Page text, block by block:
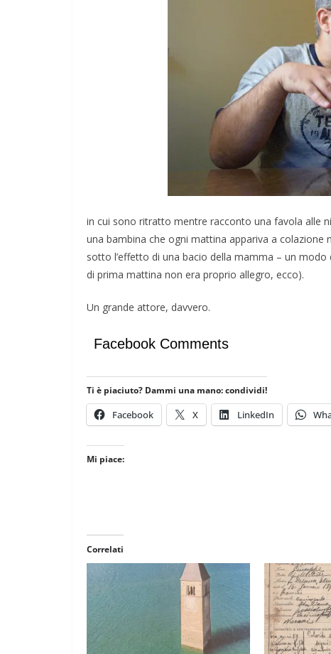
in cui sono ritratto mentre racconto una favola alle
una bambina che ogni mattina appariva a colazione
sotto l’effetto di una bacio della mamma – un
di prima mattina non era proprio allegro, ecco).
Un grande attore, davvero.
Facebook Comments
Ti è piaciuto? Dammi una mano: condividi!
Facebook X LinkedIn
Mi piace:
Correlati
IL PENSIERO
POLITICA
il conflitto alla
COORDINATE
Cospirazioni
04/02/2026 Rufus